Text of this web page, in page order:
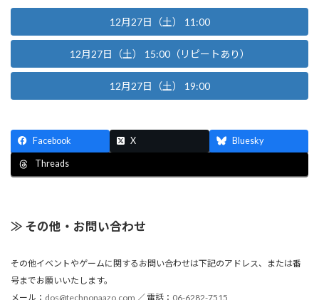
12月27日（土） 11:00
12月27日（土） 15:00（リピートあり）
12月27日（土） 19:00
Facebook X Bluesky
Threads
≫ その他・お問い合わせ
その他イベントやゲームに関するお問い合わせは下記のアドレス、または番
号までお願いいたします。
メール： dos@technonaazo.com ／ 電話： 06-6282-7515